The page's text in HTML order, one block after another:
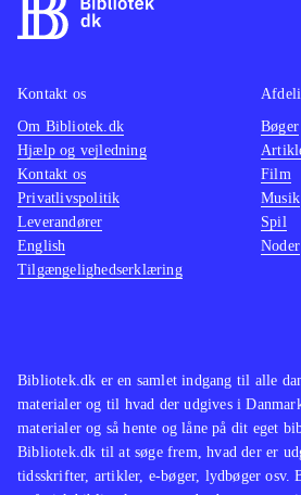
Bibliotek.dk er en samlet indgang til alle
materialer og til hvad der udgives i
materialer og så hente og låne på dit eget
Bibliotek.dk til at søge frem, hvad der er
tidsskrifter, artikler, e-bøger, lydbøger osv.
Kontakt os
Om Bibliotek.dk
Hjælp og vejledning
Kontakt os
Privatlivspolitik
Leverandører
English
Tilgængelighedserklæring
Bøger
Film
Musik
Spil
Noder